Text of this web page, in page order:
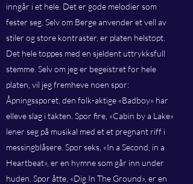
inngår i et hele. Det er gode melodier som
fester seg. Selv om Berge anvender et vell av
stiler og store kontraster, er platen helstøpt.
Det hele toppes med en sjeldent uttrykksfull
stemme. Selv om jeg er begeistret for hele
platen, vil jeg fremheve noen spor:
Åpningssporet, den folk-aktige «Badboy» har
elleve slag i takten. Spor fire, «Cabin by a Lake»
lener seg på musikal med et et pregnant riff i
messingblåsere. Spor seks, «In a Second, in a
Heartbeat», er en hymne som går inn under
huden. Spor åtte, «Dig In The Ground», er en